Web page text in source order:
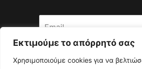
Εκτιμούμε το απόρρητό σας
Χρησιμοποιούμε cookies για να
Submit